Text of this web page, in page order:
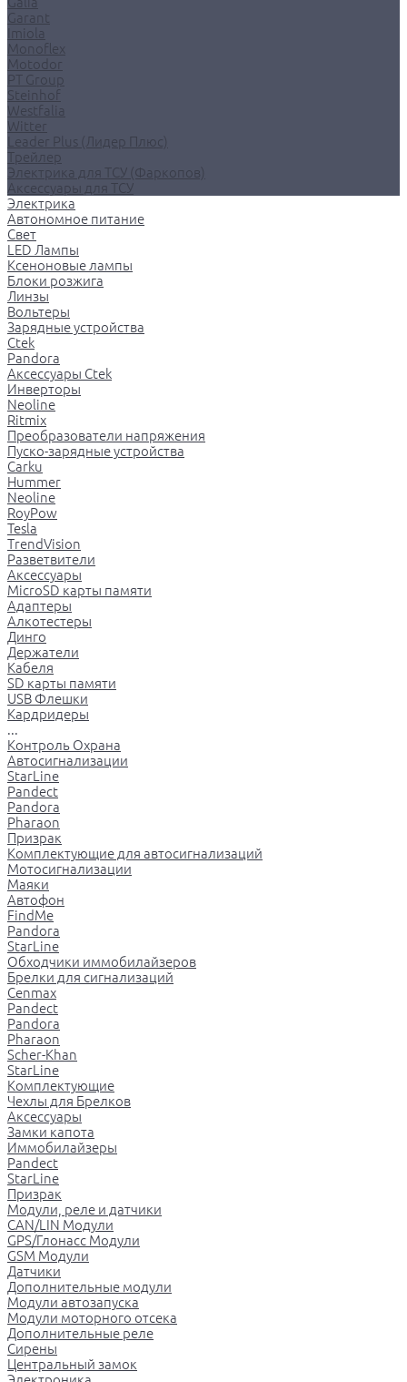
Garant
Imiola
Monoflex
Motodor
PT Group
Steinhof
Westfalia
Witter
Leader Plus (Лидер Плюс)
Трейлер
Электрика для ТСУ (Фаркопов)
Аксессуары для ТСУ
Электрика
Автономное питание
Свет
LED Лампы
Ксеноновые лампы
Блоки розжига
Линзы
Вольтеры
Зарядные устройства
Ctek
Pandora
Аксессуары Ctek
Инверторы
Neoline
Ritmix
Преобразователи напряжения
Пуско-зарядные устройства
Carku
Hummer
Neoline
RoyPow
Tesla
TrendVision
Разветвители
Аксессуары
MicroSD карты памяти
Адаптеры
Алкотестеры
Динго
Держатели
Кабеля
SD карты памяти
USB Флешки
Кардридеры
...
Контроль Охрана
Автосигнализации
StarLine
Pandect
Pandora
Pharaon
Призрак
Комплектующие для автосигнализаций
Мотосигнализации
Маяки
Автофон
FindMe
Pandora
StarLine
Обходчики иммобилайзеров
Брелки для сигнализаций
Cenmax
Pandect
Pandora
Pharaon
Scher-Khan
StarLine
Комплектующие
Чехлы для Брелков
Аксессуары
Замки капота
Иммобилайзеры
Pandect
StarLine
Призрак
Модули, реле и датчики
CAN/LIN Модули
GPS/Глонасс Модули
GSM Модули
Датчики
Дополнительные модули
Модули автозапуска
Модули моторного отсека
Дополнительные реле
Сирены
Центральный замок